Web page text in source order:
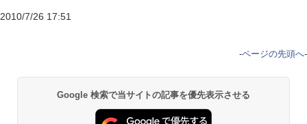
2010/7/26 17:51
-ページの先頭へ-
Google 検索で当サイトの記事を優先表示させる